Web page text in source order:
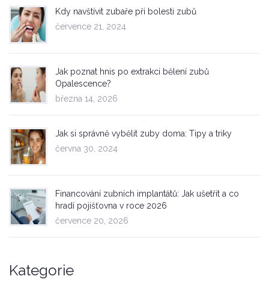
Kdy navštívit zubaře při bolesti zubů
července 21, 2024
Jak poznat hnis po extrakci bělení zubů
Opalescence?
března 14, 2026
Jak si správně vybělit zuby doma: Tipy a triky
června 30, 2024
Financování zubních implantátů: Jak ušetřit a co
hradí pojišťovna v roce 2026
července 20, 2026
Kategorie